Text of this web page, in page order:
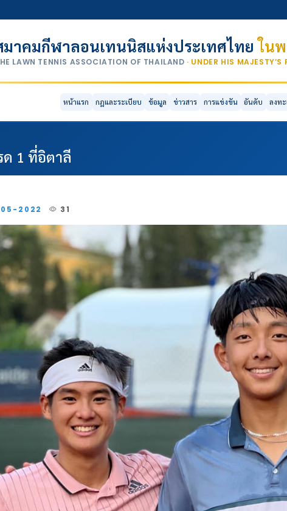
มาคมกีฬาลอนเทนนิสแห่งประเทศไทยใน
LAWN TENNIS ASSOCIATION OF THAILAND · UNDER HIS MAJESTY’S
หน้าแรก กฎและระเบียบ ข้อมูล ข่าวสาร การแข่งขัน อันดับ ลงท
ด 1 ที่อิตาลี
05-2022 31